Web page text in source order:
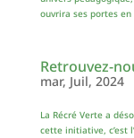
ouvrira ses portes
Retrouvez-
mar, Juil, 2024
La Récré Verte a
cette initiative, c’est